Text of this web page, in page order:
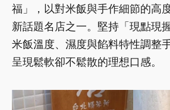
福」，以對米飯與手作細節的高
新話題名店之一。堅持「現點現
米飯溫度、濕度與餡料特性調整
呈現鬆軟卻不鬆散的理想口感。